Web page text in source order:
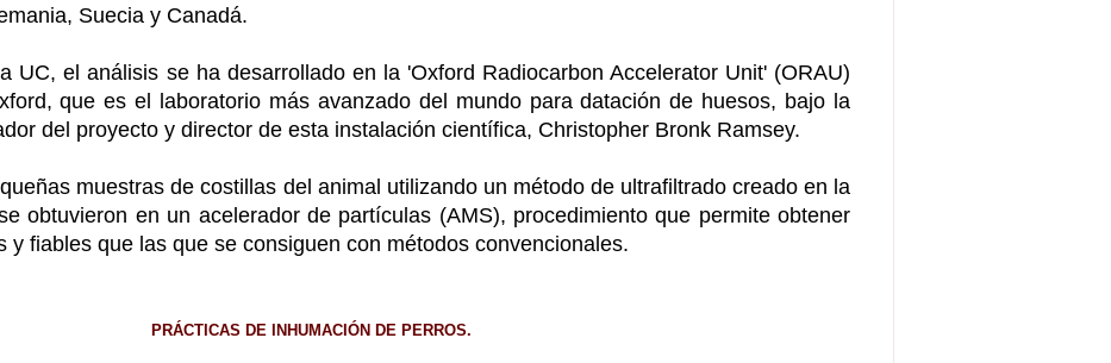
Suecia y Canadá.
UC, el análisis se ha desarrollado en la 'Oxford Radiocarbon Accelerator Unit' (ORAU)
que es el laboratorio más avanzado del mundo para datación de huesos, bajo la
del proyecto y director de esta instalación científica, Christopher Bronk Ramsey.
muestras de costillas del animal utilizando un método de ultrafiltrado creado en la
obtuvieron en un acelerador de partículas (AMS), procedimiento que permite obtener
y fiables que las que se consiguen con métodos convencionales.
PRÁCTICAS DE INHUMACIÓN DE PERROS.